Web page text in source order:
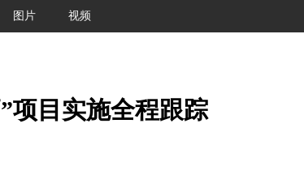
图片 视频
项目实施全程跟踪